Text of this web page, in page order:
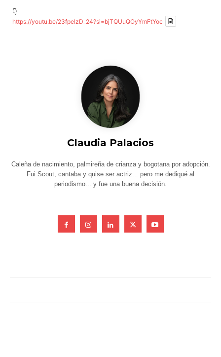
👇
https://youtu.be/23fpeIzD_24?si=bjTQUuQOyYmFtYoc
Claudia Palacios
Caleña de nacimiento, palmireña de crianza y bogotana por adopción.
Fui Scout, cantaba y quise ser actriz... pero me dediqué al
periodismo... y fue una buena decisión.